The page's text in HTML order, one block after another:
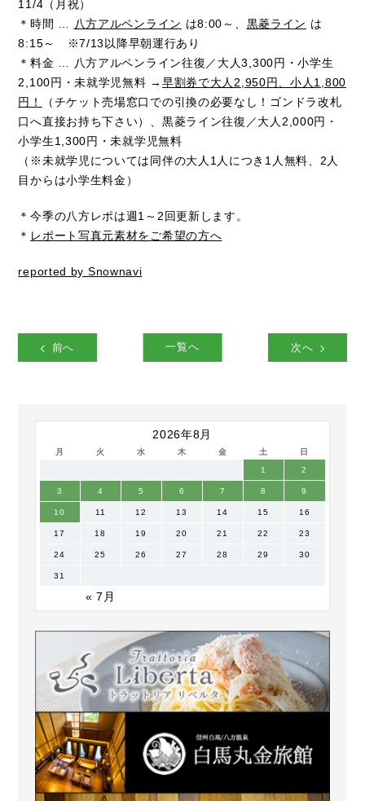
11/4（月祝）
＊時間 …
八方アルペンライン は8:00～、 黒菱ライン は
8:15～ ※7/13以降早朝運行あり
＊料金 … 八方アルペンライン往復／大人3,300円・小学生
2,100円・未就学児無料 → 早割券で大人2,950円、小人1,800
円！
（チケット売場窓口での引換の必要なし！ゴンドラ改札
口へ直接お持ち下さい）、黒菱ライン往復／大人2,000円・
小学生1,300円・未就学児無料
（※未就学児については同伴の大人1人につき1人無料、2人
目からは小学生料金）
＊今季の八方レポは週1～2回更新します。
＊ レポート写真元素材をご希望の方へ
reported by Snownavi
前へ 一覧へ 次へ
2026年8月
月 火 水 木 金 土 日
« 7月
1 2
3 4 5 6 7 8 9
10 11 12 13 14 15 16
17 18 19 20 21 22 23
24 25 26 27 28 29 30
31